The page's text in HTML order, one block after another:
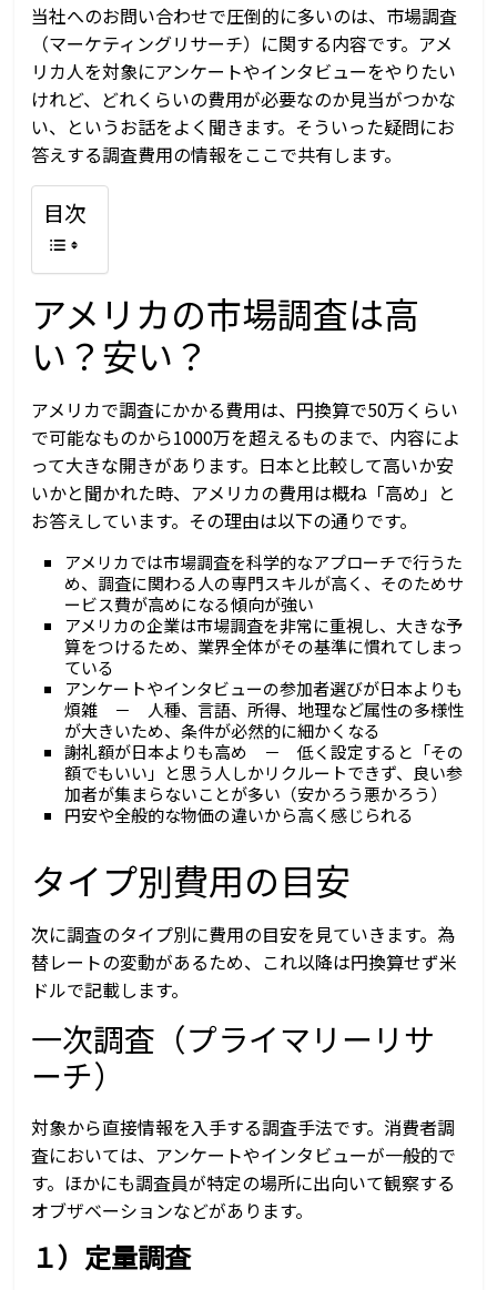
当社へのお問い合わせで圧倒的に多いのは、市場調査
（マーケティングリサーチ）に関する内容です。アメ
リカ人を対象にアンケートやインタビューをやりたい
けれど、どれくらいの費用が必要なのか見当がつかな
い、というお話をよく聞きます。そういった疑問にお
答えする調査費用の情報をここで共有します。
目次
アメリカの市場調査は高
い？安い？
アメリカで調査にかかる費用は、円換算で50万くらい
で可能なものから1000万を超えるものまで、内容によ
って大きな開きがあります。日本と比較して高いか安
いかと聞かれた時、アメリカの費用は概ね「高め」と
お答えしています。その理由は以下の通りです。
アメリカでは市場調査を科学的なアプローチで行うた
め、調査に関わる人の専門スキルが高く、そのためサ
ービス費が高めになる傾向が強い
アメリカの企業は市場調査を非常に重視し、大きな予
算をつけるため、業界全体がその基準に慣れてしまっ
ている
アンケートやインタビューの参加者選びが日本よりも
煩雑 － 人種、言語、所得、地理など属性の多様性
が大きいため、条件が必然的に細かくなる
謝礼額が日本よりも高め － 低く設定すると「その
額でもいい」と思う人しかリクルートできず、良い参
加者が集まらないことが多い（安かろう悪かろう）
円安や全般的な物価の違いから高く感じられる
タイプ別費用の目安
次に調査のタイプ別に費用の目安を見ていきます。為
替レートの変動があるため、これ以降は円換算せず米
ドルで記載します。
一次調査（プライマリーリサ
ーチ）
対象から直接情報を入手する調査手法です。消費者調
査においては、アンケートやインタビューが一般的で
す。ほかにも調査員が特定の場所に出向いて観察する
オブザベーションなどがあります。
１）定量調査